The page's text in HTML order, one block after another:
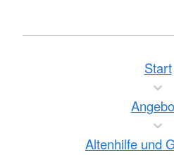
Start
Altenhilfe und